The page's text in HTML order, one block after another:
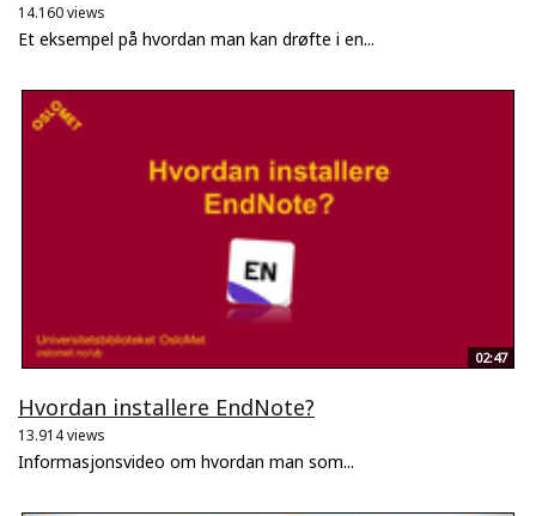
14.160 views
Et eksempel på hvordan man kan drøfte i en...
02:47
Hvordan installere EndNote?
13.914 views
Informasjonsvideo om hvordan man som...